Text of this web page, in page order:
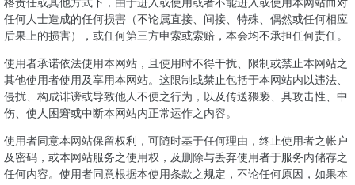
任何人士造成的任何损害（不论属直接、间接、特殊、偶然或任何相应
后果上的损害），或任何第三方申索或索赔，本会均不承担任何责任。
使用者承诺依法使用本网站，且使用时不得干扰、限制或禁止本网站之
其他使用者使用及享用本网站。这限制或禁止包括于本网站内以违法、
侵扰、构成诽谤或导致他人不便之行为，以及传送猥亵、具攻击性、中
伤、使人困窘或中断本网站内正常运作之内容。
使用者同意本网站保留权利，可随时基于任何理由，终止使用者之帐户
及密码，或本网站服务之使用权，及删除与丢弃使用者于服务内储存之
任何内容。使用者同意根据本使用条款之规定，不论任何原因，如果本